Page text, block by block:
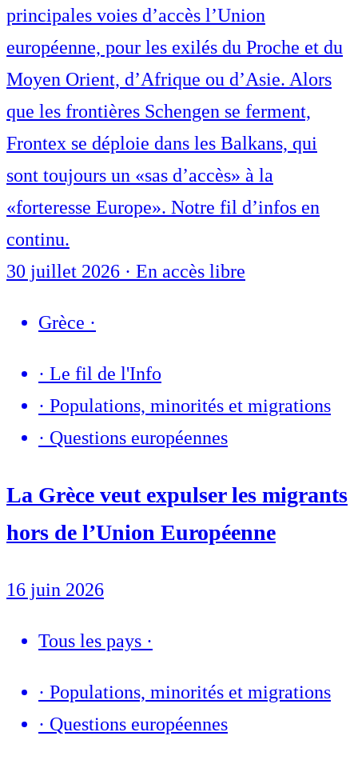
principales voies d’accès l’Union
européenne, pour les exilés du Proche et du
Moyen Orient, d’Afrique ou d’Asie. Alors
que les frontières Schengen se ferment,
Frontex se déploie dans les Balkans, qui
sont toujours un «sas d’accès» à la
«forteresse Europe». Notre fil d’infos en
continu.
30 juillet 2026 · En accès libre
Grèce ·
· Le fil de l'Info
· Populations, minorités et migrations
· Questions européennes
La Grèce veut expulser les migrants
hors de l’Union Européenne
16 juin 2026
Tous les pays ·
· Populations, minorités et migrations
· Questions européennes